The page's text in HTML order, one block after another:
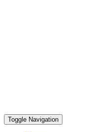
Toggle Navigation